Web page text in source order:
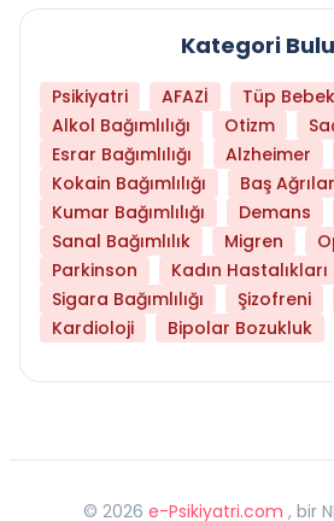
Kategori
Psikiyatri AFAZİ
Tüp Bebek
Alkol Bağımlılığı
Otizm
Esrar Bağımlılığı
Alzheimer
Kokain Bağımlılığı
Baş
Kumar Bağımlılığı
Demans
Sanal Bağımlılık
Migren
Parkinson
Kadın Hastalıkları
Sigara Bağımlılığı
Şizofreni
Kardioloji
Bipolar Bozukluk
© 2026 e-Psikiyatri.com , bir